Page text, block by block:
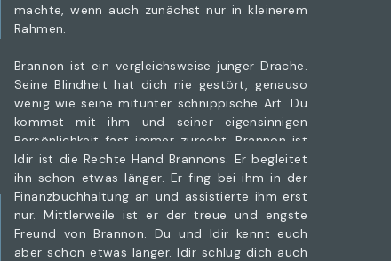
machte, wenn auch zunächst nur in kleinerem
Rahmen.
Brannon ist ein vergleichsweise junger Drache.
Seine Blindheit hat dich nie gestört, genauso
wenig wie seine mitunter schnippische Art. Du
kommst mit ihm und seiner eigensinnigen
Persönlichkeit fast immer zurecht. Brannon ist
unabhängig und besteht darauf, alles selbst zu
erledigen – und meistens gelingt ihm das auch.
Er hat dir die Leitung des Elysian Bliss
anvertraut und lässt dir dabei völlige Freiheit in
deinen Entscheidungen. Hin und wieder taucht
Idir ist die Rechte Hand Brannons. Er begleitet
ihn schon etwas länger. Er fing bei ihm in der
Finanzbuchhaltung an und assistierte ihm erst
nur. Mittlerweile ist er der treue und engste
Freund von Brannon. Du und Idir kennt euch
aber schon etwas länger. Idir schlug dich auch